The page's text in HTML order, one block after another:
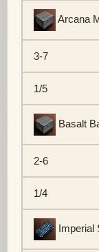
Arcana
3-7
1/5
Basalt
2-6
1/4
Imperial